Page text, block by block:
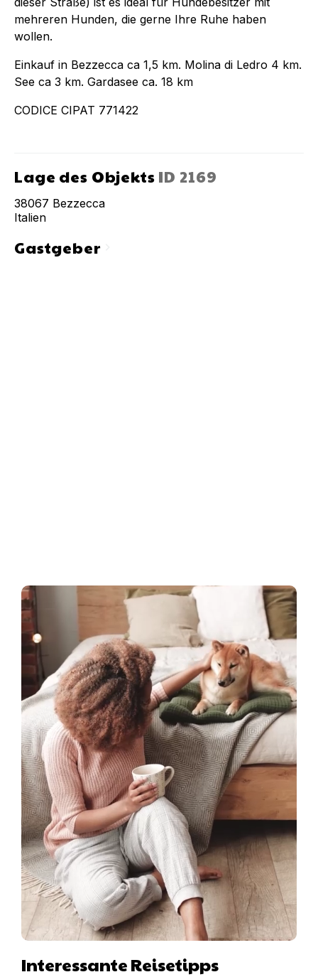
mehreren Hunden, die gerne Ihre Ruhe haben
wollen.
Einkauf in Bezzecca ca 1,5 km. Molina di Ledro 4 km.
See ca 3 km. Gardasee ca. 18 km
CODICE CIPAT 771422
Lage des Objekts ID 2169
38067 Bezzecca
Italien
Gastgeberchevron_right
Interessante Reisetipps